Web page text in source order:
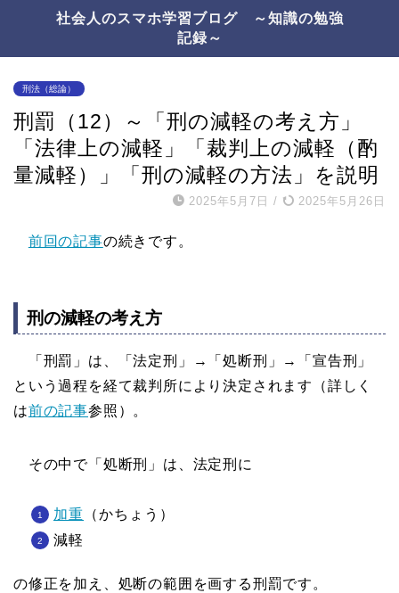
社会人のスマホ学習ブログ ～知識の勉強
記録～
刑法（総論）
刑罰（12）～「刑の減軽の考え方」
「法律上の減軽」「裁判上の減軽（酌
量減軽）」「刑の減軽の方法」を説明
2025年5月7日 / 2025年5月26日
前回の記事の続きです。
刑の減軽の考え方
「刑罰」は、「法定刑」→「処断刑」→「宣告刑」
という過程を経て裁判所により決定されます（詳しく
は前の記事参照）。
その中で「処断刑」は、法定刑に
加重 （かちょう）
減軽
の修正を加え、処断の範囲を画する刑罰です。